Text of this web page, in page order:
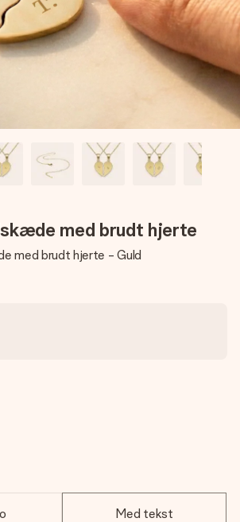
en besked, der går lige i hendes hjerte.
udelukkende en masse kærlighed i
med brudt hjerte
med brudt hjerte - Guld
Med tekst